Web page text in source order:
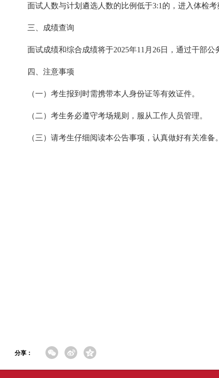
面试人数与计划遴选人数的比例低于3:1的，进入体检
三、成绩查询
面试成绩和综合成绩将于2025年11月26日，通过干部
四、注意事项
（一）考生报到时需携带本人身份证等有效证件。
（二）考生务必遵守考场规则，服从工作人员管理。
（三）请考生仔细阅读本公告事项，认真做好有关准
分享：